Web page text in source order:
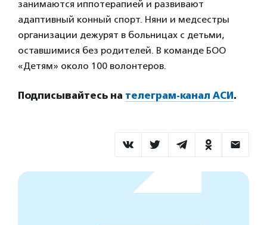
занимаются иппотерапией и развивают
адаптивный конный спорт. Няни и медсестры
организации дежурят в больницах с детьми,
оставшимися без родителей. В команде БОО
«Детям» около 100 волонтеров.
Подписывайтесь на телеграм-канал АСИ.